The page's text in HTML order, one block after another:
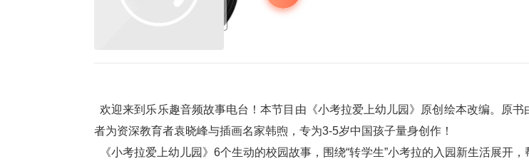
  欢迎来到乐乐趣音频故事电台！本节目由《小考拉爱上幼儿园》原创绘本改编。原书由乐乐趣策划出版，创作
者为资深教育者袁晓峰与插画名家韩煦，专为3-5岁中国孩子量身创作！